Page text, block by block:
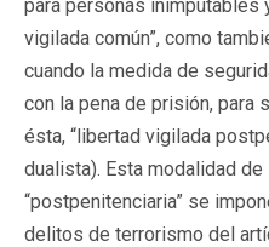
para personas inimputables
vigilada común”, como
cuando la medida de
con la pena de prisión, para
ésta, “libertad vigilada
dualista). Esta modalidad
“postpenitenciaria” se
delitos de terrorismo del